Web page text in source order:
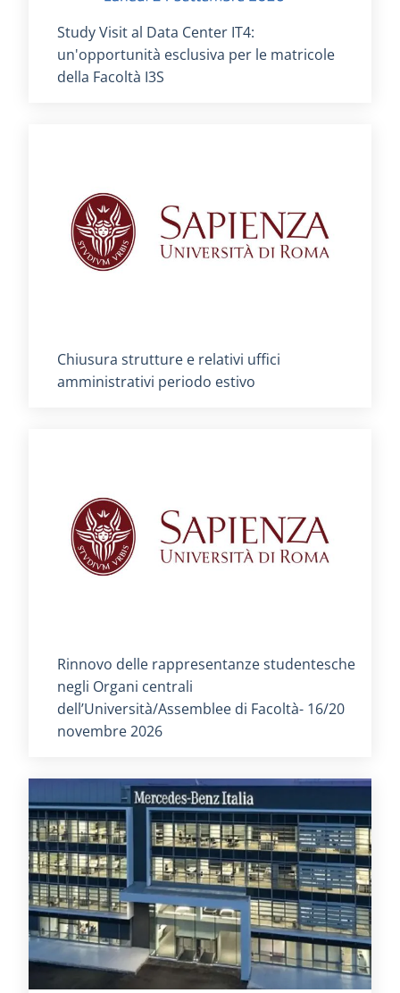
Titolo card:
Study Visit al Data Center IT4:
un'opportunità esclusiva per le matricole
della Facoltà I3S
Titolo card:
Chiusura strutture e relativi uffici
amministrativi periodo estivo
Titolo card:
Rinnovo delle rappresentanze studentesche
negli Organi centrali
dell’Università/Assemblee di Facoltà- 16/20
novembre 2026